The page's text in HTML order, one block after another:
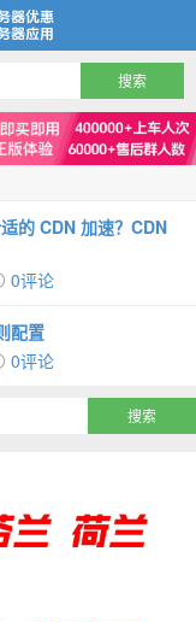
的 CDN 加速？CDN
0评论
配置
0评论